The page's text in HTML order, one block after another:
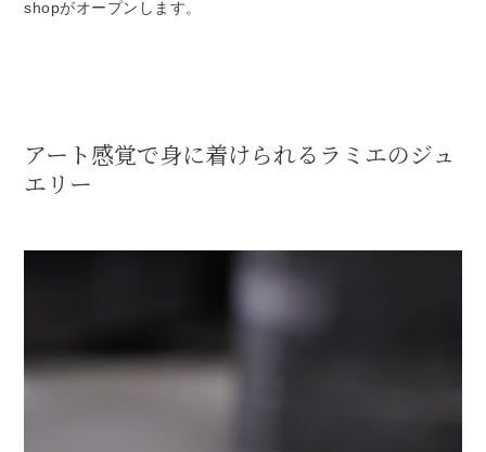
shopがオープンします。
アート感覚で身に着けられるラミエのジュ
エリー